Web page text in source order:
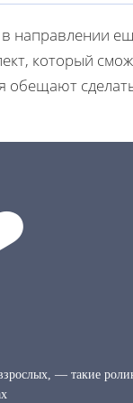
направлении
который
обещают